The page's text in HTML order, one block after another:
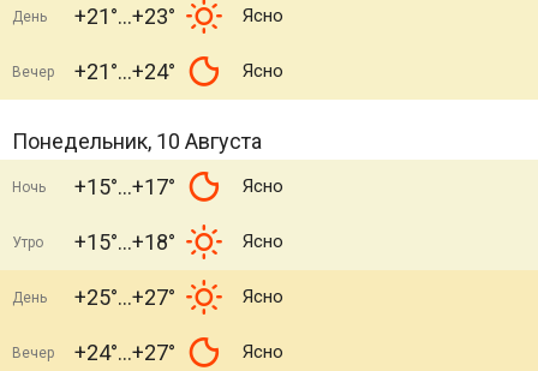
День +21° +23° Ясно
Вечер +21° +24° Ясно
Понедельник, 10 Августа
Ночь +15° +17° Ясно
Утро +15° +18° Ясно
День +25° +27° Ясно
Вечер +24° +27° Ясно